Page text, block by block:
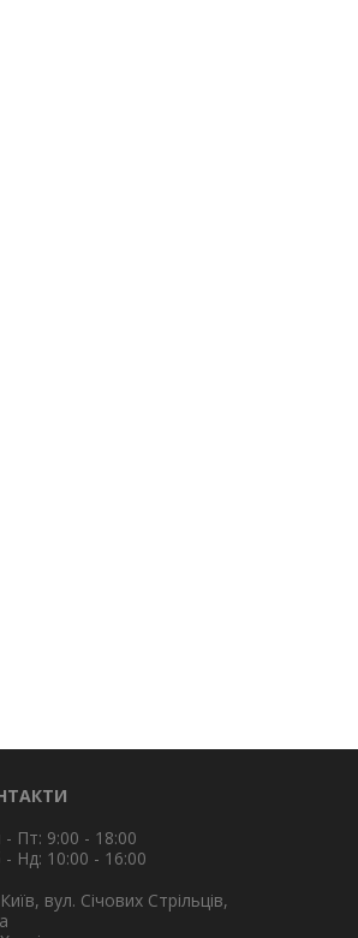
- Пт: 9:00 - 18:00
- Нд: 10:00 - 16:00
вул. Січових Стрільців,